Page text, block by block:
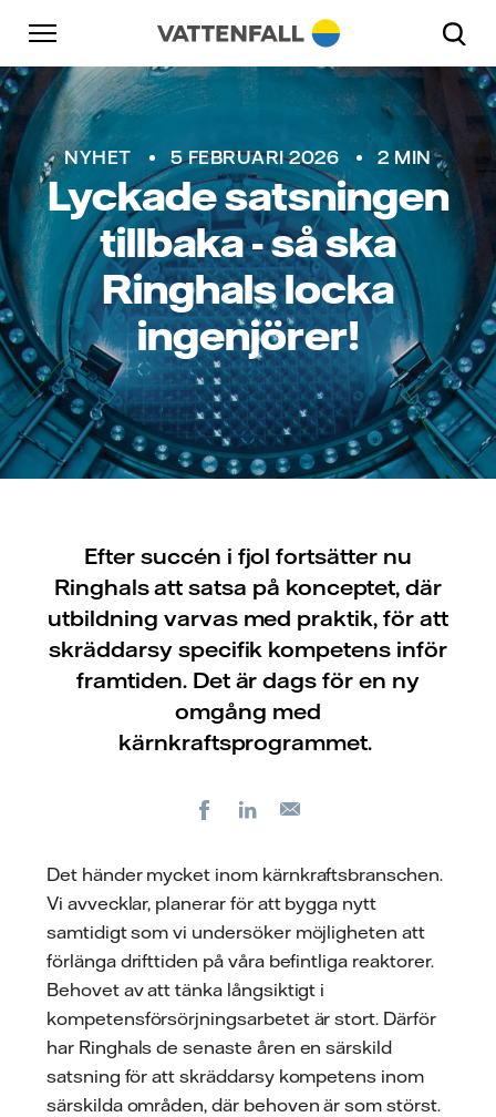
Skip to content
Gå till huvudnavigeringen
Gå till sidfoten
NYHET 5 FEBRUARI 2026 2 MIN
Lyckade satsningen
tillbaka - så ska
Ringhals locka
ingenjörer!
Efter succén i fjol fortsätter nu
Ringhals att satsa på konceptet, där
utbildning varvas med praktik, för att
skräddarsy specifik kompetens inför
framtiden. Det är dags för en ny
omgång med
kärnkraftsprogrammet.
FacebookLinkedIn
Det händer mycket inom kärnkraftsbranschen.
Vi avvecklar, planerar för att bygga nytt
samtidigt som vi undersöker möjligheten att
förlänga drifttiden på våra befintliga reaktorer.
Behovet av att tänka långsiktigt i
kompetensförsörjningsarbetet är stort. Därför
har Ringhals de senaste åren en särskild
satsning för att skräddarsy kompetens inom
särskilda områden, där behoven är som störst.
Gå till huvudnavigeringen